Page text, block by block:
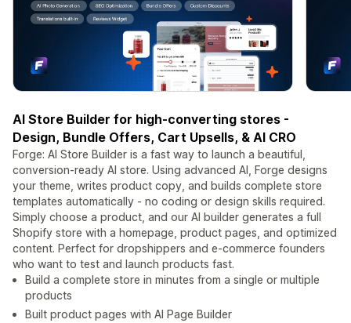
AI Store Builder for high-converting stores -
Design, Bundle Offers, Cart Upsells, & AI CRO
Forge: AI Store Builder is a fast way to launch a beautiful,
conversion-ready AI store. Using advanced AI, Forge designs
your theme, writes product copy, and builds complete store
templates automatically - no coding or design skills required.
Simply choose a product, and our AI builder generates a full
Shopify store with a homepage, product pages, and optimized
content. Perfect for dropshippers and e-commerce founders
who want to test and launch products fast.
Build a complete store in minutes from a single or multiple
products
Built product pages with AI Page Builder